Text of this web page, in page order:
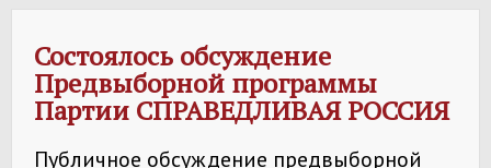
Состоялось обсуждение
Предвыборной программы
Партии СПРАВЕДЛИВАЯ РОССИЯ
Публичное обсуждение предвыборной